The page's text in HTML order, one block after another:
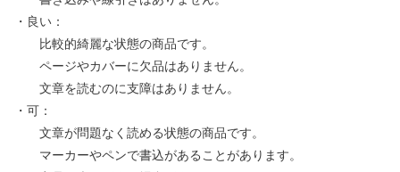
・良い：
比較的綺麗な状態の商品です。
ページやカバーに欠品はありません。
文章を読むのに支障はありません。
・可：
文章が問題なく読める状態の商品です。
マーカーやペンで書込があることがあります。